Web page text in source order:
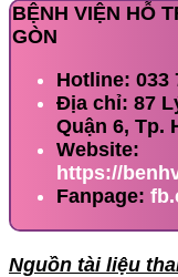
BỆNH VIỆN HỖ
GÒN
Hotline: 033
Địa chỉ: 87
Quận 6, Tp.
Website:
https://
Fanpage:
Nguồn tài liệu